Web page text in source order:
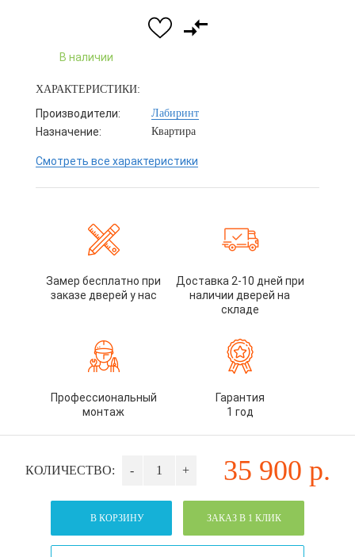
В наличии
ХАРАКТЕРИСТИКИ:
Производители: Лабиринт
Назначение: Квартира
Смотреть все характеристики
Замер бесплатно при
заказе дверей у нас
Доставка 2-10 дней при
наличии дверей на
складе
Профессиональный
монтаж
Гарантия
1 год
КОЛИЧЕСТВО: - + 35 900 р.
В КОРЗИНУ ЗАКАЗ В 1 КЛИК